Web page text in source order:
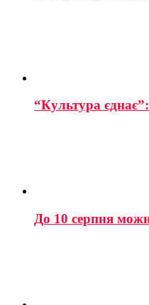
“Культура
До 10 серпня